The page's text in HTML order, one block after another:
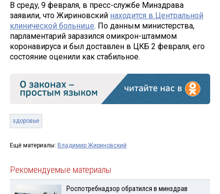
В среду, 9 февраля, в пресс-службе Минздрава
заявили, что Жириновский находится в Центральной
клинической больнице. По данным министерства,
парламентарий заразился омикрон-штаммом
коронавируса и был доставлен в ЦКБ 2 февраля, его
состояние оценили как стабильное.
здоровье
Ещё материалы: Владимир Жириновский
Рекомендуемые материалы
Роспотребнадзор обратился в минздрав